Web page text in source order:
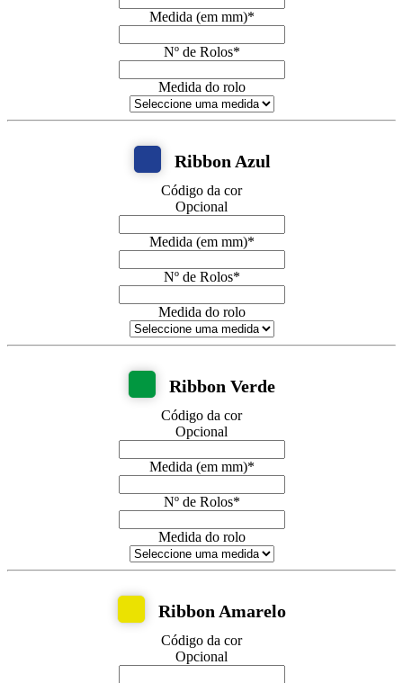
Medida (em mm)*
Nº de Rolos*
Medida do rolo
Ribbon Azul
Código da cor
Opcional
Medida (em mm)*
Nº de Rolos*
Medida do rolo
Ribbon Verde
Código da cor
Opcional
Medida (em mm)*
Nº de Rolos*
Medida do rolo
Ribbon Amarelo
Código da cor
Opcional